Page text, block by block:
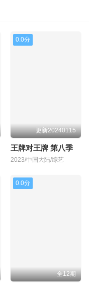
0.0分
更新20240115
王牌对王牌 第八季
2023/中国大陆/综艺
0.0分
全12期